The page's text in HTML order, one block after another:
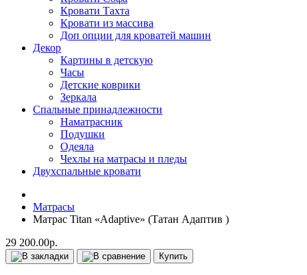
Кровати Тахта
Кровати из массива
Доп опции для кроватей машин
Декор
Картины в детскую
Часы
Детские коврики
Зеркала
Спальные принадлежности
Наматрасник
Подушки
Одеяла
Чехлы на матрасы и пледы
Двухспальные кровати
Матрасы
Матрас Titan «Adaptive» (Татан Адаптив )
29 200.00р.
Купить